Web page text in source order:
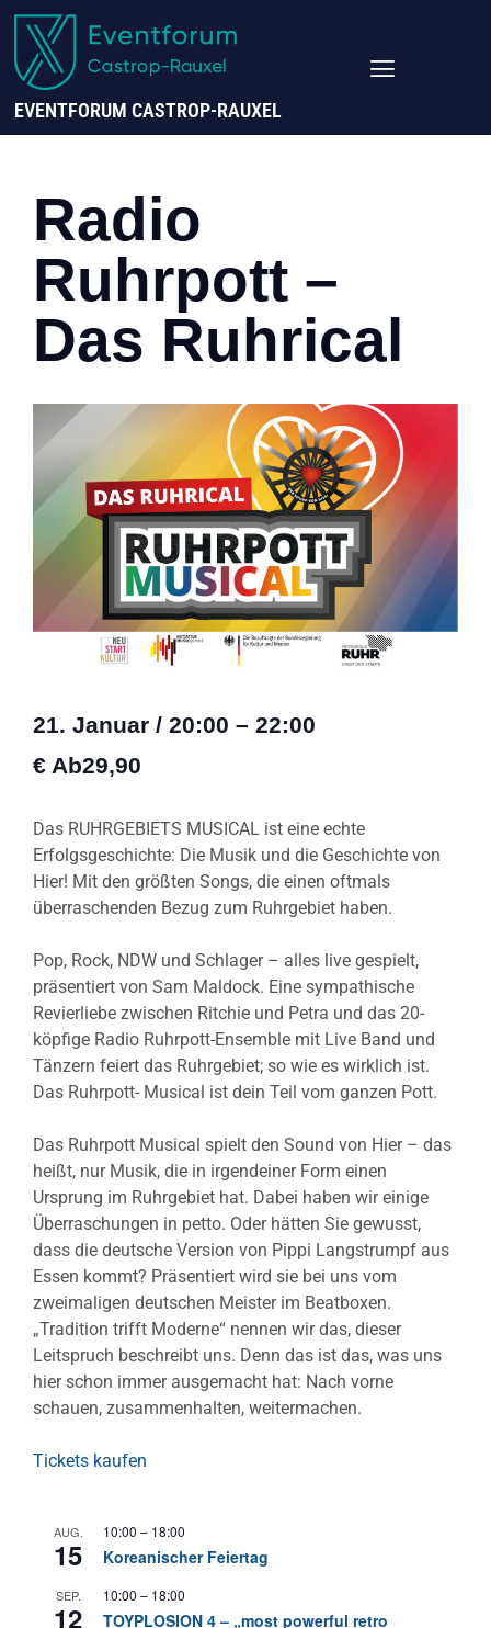
EVENTFORUM CASTROP-RAUXEL
Radio
Ruhrpott –
Das Ruhrical
21. Januar / 20:00 – 22:00
€ Ab29,90
Das RUHRGEBIETS MUSICAL ist eine echte
Erfolgsgeschichte: Die Musik und die Geschichte von
Hier! Mit den größten Songs, die einen oftmals
überraschenden Bezug zum Ruhrgebiet haben.
Pop, Rock, NDW und Schlager – alles live gespielt,
präsentiert von Sam Maldock. Eine sympathische
Revierliebe zwischen Ritchie und Petra und das 20-
köpfige Radio Ruhrpott-Ensemble mit Live Band und
Tänzern feiert das Ruhrgebiet; so wie es wirklich ist.
Das Ruhrpott- Musical ist dein Teil vom ganzen Pott.
Das Ruhrpott Musical spielt den Sound von Hier – das
heißt, nur Musik, die in irgendeiner Form einen
Ursprung im Ruhrgebiet hat. Dabei haben wir einige
Überraschungen in petto. Oder hätten Sie gewusst,
dass die deutsche Version von Pippi Langstrumpf aus
Essen kommt? Präsentiert wird sie bei uns vom
zweimaligen deutschen Meister im Beatboxen.
„Tradition trifft Moderne“ nennen wir das, dieser
Leitspruch beschreibt uns. Denn das ist das, was uns
hier schon immer ausgemacht hat: Nach vorne
schauen, zusammenhalten, weitermachen.
Tickets kaufen
AUG.
15
10:00 – 18:00
Koreanischer Feiertag
SEP.
12
10:00 – 18:00
TOYPLOSION 4 – „most powerful retro